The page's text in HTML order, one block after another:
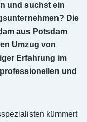
und suchst ein
Die
aus Potsdam
Umzug von
Erfahrung im
und
kümmert